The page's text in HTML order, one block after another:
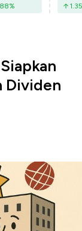
% 1.35
Dividen